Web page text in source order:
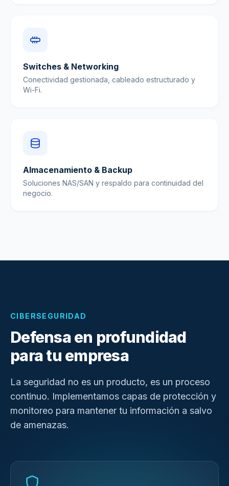
Switches & Networking
Conectividad gestionada, cableado estructurado y
Wi-Fi.
Almacenamiento & Backup
Soluciones NAS/SAN y respaldo para continuidad del
negocio.
CIBERSEGURIDAD
Defensa en profundidad
para tu empresa
La seguridad no es un producto, es un proceso
continuo. Implementamos capas de protección y
monitoreo para mantener tu información a salvo
de amenazas.